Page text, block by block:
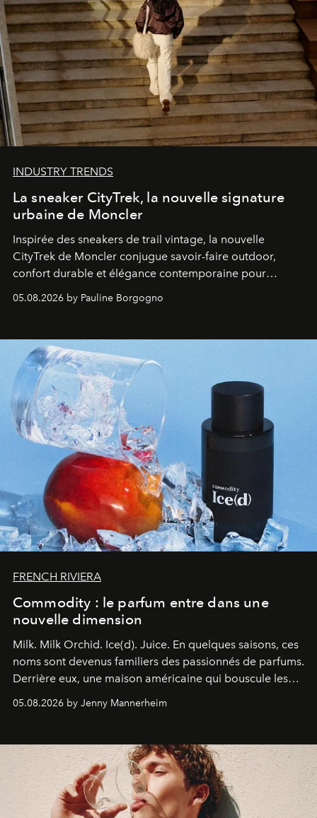
INDUSTRY TRENDS
La sneaker CityTrek, la nouvelle signature
urbaine de Moncler
Inspirée des sneakers de trail vintage, la nouvelle
CityTrek de Moncler conjugue savoir-faire outdoor,
confort durable et élégance contemporaine pour
accompagner les explorations du quotidien.
05.08.2026 by Pauline Borgogno
FRENCH RIVIERA
Commodity : le parfum entre dans une
nouvelle dimension
Milk. Milk Orchid. Ice(d). Juice. En quelques saisons, ces
noms sont devenus familiers des passionnés de parfums.
Derrière eux, une maison américaine qui bouscule les
codes de la parfumerie contemporaine en proposant
une approche aussi intuitive que personnelle :
05.08.2026 by Jenny Mannerheim